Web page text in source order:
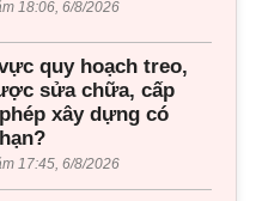
18:06, 6/8/2026
quy hoạch treo,
sửa chữa, cấp
xây dựng có
17:45, 6/8/2026